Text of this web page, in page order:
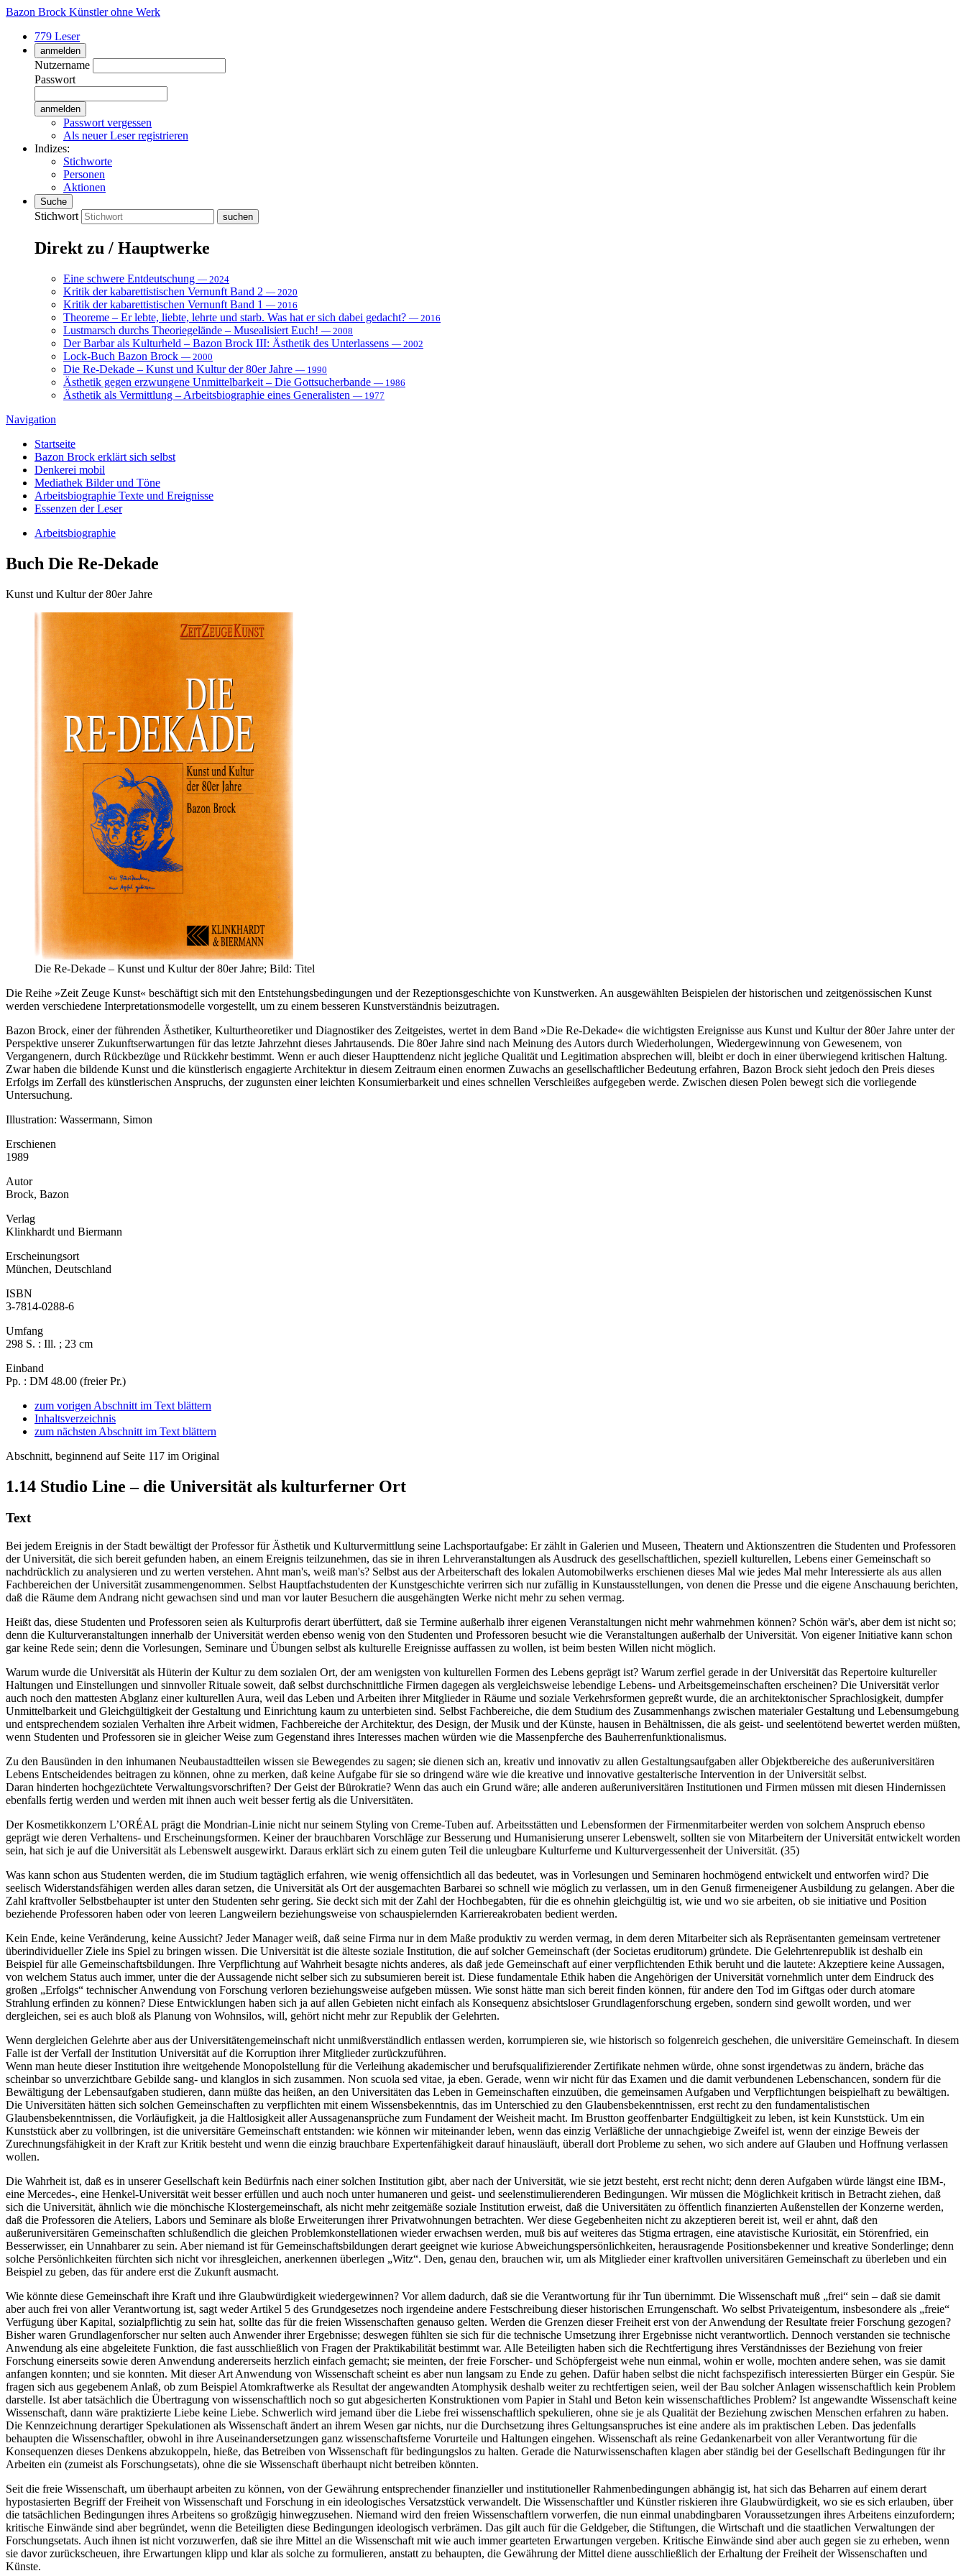
Bazon Brock Künstler ohne Werk
779 Leser
anmelden
Nutzername
Passwort
Passwort vergessen
Als neuer Leser registrieren
Indizes:
Stichworte
Personen
Aktionen
Suche
Stichwort
Direkt zu / Hauptwerke
Eine schwere Entdeutschung — 2024
Kritik der kabarettistischen Vernunft Band 2 — 2020
Kritik der kabarettistischen Vernunft Band 1 — 2016
Theoreme – Er lebte, liebte, lehrte und starb. Was hat er sich dabei gedacht? — 2016
Lustmarsch durchs Theoriegelände – Musealisiert Euch! — 2008
Der Barbar als Kulturheld – Bazon Brock III: Ästhetik des Unterlassens — 2002
Lock-Buch Bazon Brock — 2000
Die Re-Dekade – Kunst und Kultur der 80er Jahre — 1990
Ästhetik gegen erzwungene Unmittelbarkeit – Die Gottsucherbande — 1986
Ästhetik als Vermittlung – Arbeitsbiographie eines Generalisten — 1977
Navigation
Startseite
Bazon Brock erklärt sich selbst
Denkerei mobil
Mediathek Bilder und Töne
Arbeitsbiographie Texte und Ereignisse
Essenzen der Leser
Arbeitsbiographie
Buch Die Re-Dekade
Kunst und Kultur der 80er Jahre
Die Re-Dekade – Kunst und Kultur der 80er Jahre; Bild: Titel
Die Reihe »Zeit Zeuge Kunst« beschäftigt sich mit den Entstehungsbedingungen und der Rezeptionsgeschichte von Kunstwerken. An ausgewählten Beispielen der historischen und zeitgenössischen Kunst
werden verschiedene Interpretationsmodelle vorgestellt, um zu einem besseren Kunstverständnis beizutragen.
Bazon Brock, einer der führenden Ästhetiker, Kulturtheoretiker und Diagnostiker des Zeitgeistes, wertet in dem Band »Die Re-Dekade« die wichtigsten Ereignisse aus Kunst und Kultur der 80er Jahre unter der
Perspektive unserer Zukunftserwartungen für das letzte Jahrzehnt dieses Jahrtausends. Die 80er Jahre sind nach Meinung des Autors durch Wiederholungen, Wiedergewinnung von Gewesenem, von
Vergangenern, durch Rückbezüge und Rückkehr bestimmt. Wenn er auch dieser Haupttendenz nicht jegliche Qualität und Legitimation absprechen will, bleibt er doch in einer überwiegend kritischen Haltung.
Zwar haben die bildende Kunst und die künstlerisch engagierte Architektur in diesem Zeitraum einen enormen Zuwachs an gesellschaftlicher Bedeutung erfahren, Bazon Brock sieht jedoch den Preis dieses
Erfolgs im Zerfall des künstlerischen Anspruchs, der zugunsten einer leichten Konsumierbarkeit und eines schnellen Verschleißes aufgegeben werde. Zwischen diesen Polen bewegt sich die vorliegende
Untersuchung.
Illustration: Wassermann, Simon
Erschienen
1989
Autor
Brock, Bazon
Verlag
Klinkhardt und Biermann
Erscheinungsort
München, Deutschland
ISBN
3-7814-0288-6
Umfang
298 S. : Ill. ; 23 cm
Einband
Pp. : DM 48.00 (freier Pr.)
zum vorigen Abschnitt im Text blättern
Inhaltsverzeichnis
zum nächsten Abschnitt im Text blättern
Abschnitt, beginnend auf Seite 117 im Original
1.14 Studio Line – die Universität als kulturferner Ort
Text
Bei jedem Ereignis in der Stadt bewältigt der Professor für Ästhetik und Kulturvermittlung seine Lachsportaufgabe: Er zählt in Galerien und Museen, Theatern und Aktionszentren die Studenten und Professoren
der Universität, die sich bereit gefunden haben, an einem Ereignis teilzunehmen, das sie in ihren Lehrveranstaltungen als Ausdruck des gesellschaftlichen, speziell kulturellen, Lebens einer Gemeinschaft so
nachdrücklich zu analysieren und zu werten verstehen. Ahnt man's, weiß man's? Selbst aus der Arbeiterschaft des lokalen Automobilwerks erschienen dieses Mal wie jedes Mal mehr Interessierte als aus allen
Fachbereichen der Universität zusammengenommen. Selbst Hauptfachstudenten der Kunstgeschichte verirren sich nur zufällig in Kunstausstellungen, von denen die Presse und die eigene Anschauung berichten,
daß die Räume dem Andrang nicht gewachsen sind und man vor lauter Besuchern die ausgehängten Werke nicht mehr zu sehen vermag.
Heißt das, diese Studenten und Professoren seien als Kulturprofis derart überfüttert, daß sie Termine außerhalb ihrer eigenen Veranstaltungen nicht mehr wahrnehmen können? Schön wär's, aber dem ist nicht so;
denn die Kulturveranstaltungen innerhalb der Universität werden ebenso wenig von den Studenten und Professoren besucht wie die Veranstaltungen außerhalb der Universität. Von eigener Initiative kann schon
gar keine Rede sein; denn die Vorlesungen, Seminare und Übungen selbst als kulturelle Ereignisse auffassen zu wollen, ist beim besten Willen nicht möglich.
Warum wurde die Universität als Hüterin der Kultur zu dem sozialen Ort, der am wenigsten von kulturellen Formen des Lebens geprägt ist? Warum zerfiel gerade in der Universität das Repertoire kultureller
Haltungen und Einstellungen und sinnvoller Rituale soweit, daß selbst durchschnittliche Firmen dagegen als vergleichsweise lebendige Lebens- und Arbeitsgemeinschaften erscheinen? Die Universität verlor
auch noch den mattesten Abglanz einer kulturellen Aura, weil das Leben und Arbeiten ihrer Mitglieder in Räume und soziale Verkehrsformen gepreßt wurde, die an architektonischer Sprachlosigkeit, dumpfer
Unmittelbarkeit und Gleichgültigkeit der Gestaltung und Einrichtung kaum zu unterbieten sind. Selbst Fachbereiche, die dem Studium des Zusammenhangs zwischen materialer Gestaltung und Lebensumgebung
und entsprechendem sozialen Verhalten ihre Arbeit widmen, Fachbereiche der Architektur, des Design, der Musik und der Künste, hausen in Behältnissen, die als geist- und seelentötend bewertet werden müßten,
wenn Studenten und Professoren sie in gleicher Weise zum Gegenstand ihres Interesses machen würden wie die Massenpferche des Bauherrenfunktionalismus.
Zu den Bausünden in den inhumanen Neubaustadtteilen wissen sie Bewegendes zu sagen; sie dienen sich an, kreativ und innovativ zu allen Gestaltungsaufgaben aller Objektbereiche des außeruniversitären
Lebens Entscheidendes beitragen zu können, ohne zu merken, daß keine Aufgabe für sie so dringend wäre wie die kreative und innovative gestalterische Intervention in der Universität selbst.
Daran hinderten hochgezüchtete Verwaltungsvorschriften? Der Geist der Bürokratie? Wenn das auch ein Grund wäre; alle anderen außeruniversitären Institutionen und Firmen müssen mit diesen Hindernissen
ebenfalls fertig werden und werden mit ihnen auch weit besser fertig als die Universitäten.
Der Kosmetikkonzern L’ORÉAL prägt die Mondrian-Linie nicht nur seinem Styling von Creme-Tuben auf. Arbeitsstätten und Lebensformen der Firmenmitarbeiter werden von solchem Anspruch ebenso
geprägt wie deren Verhaltens- und Erscheinungsformen. Keiner der brauchbaren Vorschläge zur Besserung und Humanisierung unserer Lebenswelt, sollten sie von Mitarbeitern der Universität entwickelt worden
sein, hat sich je auf die Universität als Lebenswelt ausgewirkt. Daraus erklärt sich zu einem guten Teil die unleugbare Kulturferne und Kulturvergessenheit der Universität. (35)
Was kann schon aus Studenten werden, die im Studium tagtäglich erfahren, wie wenig offensichtlich all das bedeutet, was in Vorlesungen und Seminaren hochmögend entwickelt und entworfen wird? Die
seelisch Widerstandsfähigen werden alles daran setzen, die Universität als Ort der ausgemachten Barbarei so schnell wie möglich zu verlassen, um in den Genuß firmeneigener Ausbildung zu gelangen. Aber die
Zahl kraftvoller Selbstbehaupter ist unter den Studenten sehr gering. Sie deckt sich mit der Zahl der Hochbegabten, für die es ohnehin gleichgültig ist, wie und wo sie arbeiten, ob sie initiative und Position
beziehende Professoren haben oder von leeren Langweilern beziehungsweise von schauspielernden Karriereakrobaten bedient werden.
Kein Ende, keine Veränderung, keine Aussicht? Jeder Manager weiß, daß seine Firma nur in dem Maße produktiv zu werden vermag, in dem deren Mitarbeiter sich als Repräsentanten gemeinsam vertretener
überindividueller Ziele ins Spiel zu bringen wissen. Die Universität ist die älteste soziale Institution, die auf solcher Gemeinschaft (der Societas eruditorum) gründete. Die Gelehrtenrepublik ist deshalb ein
Beispiel für alle Gemeinschaftsbildungen. Ihre Verpflichtung auf Wahrheit besagte nichts anderes, als daß jede Gemeinschaft auf einer verpflichtenden Ethik beruht und die lautete: Akzeptiere keine Aussagen,
von welchem Status auch immer, unter die der Aussagende nicht selber sich zu subsumieren bereit ist. Diese fundamentale Ethik haben die Angehörigen der Universität vornehmlich unter dem Eindruck des
großen „Erfolgs“ technischer Anwendung von Forschung verloren beziehungsweise aufgeben müssen. Wie sonst hätte man sich bereit finden können, für andere den Tod im Giftgas oder durch atomare
Strahlung erfinden zu können? Diese Entwicklungen haben sich ja auf allen Gebieten nicht einfach als Konsequenz absichtsloser Grundlagenforschung ergeben, sondern sind gewollt worden, und wer
dergleichen, sei es auch bloß als Planung von Wohnsilos, will, gehört nicht mehr zur Republik der Gelehrten.
Wenn dergleichen Gelehrte aber aus der Universitätengemeinschaft nicht unmißverständlich entlassen werden, korrumpieren sie, wie historisch so folgenreich geschehen, die universitäre Gemeinschaft. In diesem
Falle ist der Verfall der Institution Universität auf die Korruption ihrer Mitglieder zurückzuführen.
Wenn man heute dieser Institution ihre weitgehende Monopolstellung für die Verleihung akademischer und berufsqualifizierender Zertifikate nehmen würde, ohne sonst irgendetwas zu ändern, bräche das
scheinbar so unverzichtbare Gebilde sang- und klanglos in sich zusammen. Non scuola sed vitae, ja eben. Gerade, wenn wir nicht für das Examen und die damit verbundenen Lebenschancen, sondern für die
Bewältigung der Lebensaufgaben studieren, dann müßte das heißen, an den Universitäten das Leben in Gemeinschaften einzuüben, die gemeinsamen Aufgaben und Verpflichtungen beispielhaft zu bewältigen.
Die Universitäten hätten sich solchen Gemeinschaften zu verpflichten mit einem Wissensbekenntnis, das im Unterschied zu den Glaubensbekenntnissen, erst recht zu den fundamentalistischen
Glaubensbekenntnissen, die Vorläufigkeit, ja die Haltlosigkeit aller Aussagenansprüche zum Fundament der Weisheit macht. Im Brustton geoffenbarter Endgültigkeit zu leben, ist kein Kunststück. Um ein
Kunststück aber zu vollbringen, ist die universitäre Gemeinschaft entstanden: wie können wir miteinander leben, wenn das einzig Verläßliche der unnachgiebige Zweifel ist, wenn der einzige Beweis der
Zurechnungsfähigkeit in der Kraft zur Kritik besteht und wenn die einzig brauchbare Expertenfähigkeit darauf hinausläuft, überall dort Probleme zu sehen, wo sich andere auf Glauben und Hoffnung verlassen
wollen.
Die Wahrheit ist, daß es in unserer Gesellschaft kein Bedürfnis nach einer solchen Institution gibt, aber nach der Universität, wie sie jetzt besteht, erst recht nicht; denn deren Aufgaben würde längst eine IBM-,
eine Mercedes-, eine Henkel-Universität weit besser erfüllen und auch noch unter humaneren und geist- und seelenstimulierenderen Bedingungen. Wir müssen die Möglichkeit kritisch in Betracht ziehen, daß
sich die Universität, ähnlich wie die mönchische Klostergemeinschaft, als nicht mehr zeitgemäße soziale Institution erweist, daß die Universitäten zu öffentlich finanzierten Außenstellen der Konzerne werden,
daß die Professoren die Ateliers, Labors und Seminare als bloße Erweiterungen ihrer Privatwohnungen betrachten. Wer diese Gegebenheiten nicht zu akzeptieren bereit ist, weil er ahnt, daß den
außeruniversitären Gemeinschaften schlußendlich die gleichen Problemkonstellationen wieder erwachsen werden, muß bis auf weiteres das Stigma ertragen, eine atavistische Kuriosität, ein Störenfried, ein
Besserwisser, ein Unnahbarer zu sein. Aber niemand ist für Gemeinschaftsbildungen derart geeignet wie kuriose Abweichungspersönlichkeiten, herausragende Positionsbekenner und kreative Sonderlinge; denn
solche Persönlichkeiten fürchten sich nicht vor ihresgleichen, anerkennen überlegen „Witz“. Den, genau den, brauchen wir, um als Mitglieder einer kraftvollen universitären Gemeinschaft zu überleben und ein
Beispiel zu geben, das für andere erst die Zukunft ausmacht.
Wie könnte diese Gemeinschaft ihre Kraft und ihre Glaubwürdigkeit wiedergewinnen? Vor allem dadurch, daß sie die Verantwortung für ihr Tun übernimmt. Die Wissenschaft muß „frei“ sein – daß sie damit
aber auch frei von aller Verantwortung ist, sagt weder Artikel 5 des Grundgesetzes noch irgendeine andere Festschreibung dieser historischen Errungenschaft. Wo selbst Privateigentum, insbesondere als „freie“
Verfügung über Kapital, sozialpflichtig zu sein hat, sollte das für die freien Wissenschaften genauso gelten. Werden die Grenzen dieser Freiheit erst von der Anwendung der Resultate freier Forschung gezogen?
Bisher waren Grundlagenforscher nur selten auch Anwender ihrer Ergebnisse; deswegen fühlten sie sich für die technische Umsetzung ihrer Ergebnisse nicht verantwortlich. Dennoch verstanden sie technische
Anwendung als eine abgeleitete Funktion, die fast ausschließlich von Fragen der Praktikabilität bestimmt war. Alle Beteiligten haben sich die Rechtfertigung ihres Verständnisses der Beziehung von freier
Forschung einerseits sowie deren Anwendung andererseits herzlich einfach gemacht; sie meinten, der freie Forscher- und Schöpfergeist wehe nun einmal, wohin er wolle, mochten andere sehen, was sie damit
anfangen konnten; und sie konnten. Mit dieser Art Anwendung von Wissenschaft scheint es aber nun langsam zu Ende zu gehen. Dafür haben selbst die nicht fachspezifisch interessierten Bürger ein Gespür. Sie
fragen sich aus gegebenem Anlaß, ob zum Beispiel Atomkraftwerke als Resultat der angewandten Atomphysik deshalb weiter zu rechtfertigen seien, weil der Bau solcher Anlagen wissenschaftlich kein Problem
darstelle. Ist aber tatsächlich die Übertragung von wissenschaftlich noch so gut abgesicherten Konstruktionen vom Papier in Stahl und Beton kein wissenschaftliches Problem? Ist angewandte Wissenschaft keine
Wissenschaft, dann wäre praktizierte Liebe keine Liebe. Schwerlich wird jemand über die Liebe frei wissenschaftlich spekulieren, ohne sie je als Qualität der Beziehung zwischen Menschen erfahren zu haben.
Die Kennzeichnung derartiger Spekulationen als Wissenschaft ändert an ihrem Wesen gar nichts, nur die Durchsetzung ihres Geltungsanspruches ist eine andere als im praktischen Leben. Das jedenfalls
behaupten die Wissenschaftler, obwohl in ihre Auseinandersetzungen ganz wissenschaftsferne Vorurteile und Haltungen eingehen. Wissenschaft als reine Gedankenarbeit von aller Verantwortung für die
Konsequenzen dieses Denkens abzukoppeln, hieße, das Betreiben von Wissenschaft für bedingungslos zu halten. Gerade die Naturwissenschaften klagen aber ständig bei der Gesellschaft Bedingungen für ihr
Arbeiten ein (zumeist als Forschungsetats), ohne die sie Wissenschaft überhaupt nicht betreiben könnten.
Seit die freie Wissenschaft, um überhaupt arbeiten zu können, von der Gewährung entsprechender finanzieller und institutioneller Rahmenbedingungen abhängig ist, hat sich das Beharren auf einem derart
hypostasierten Begriff der Freiheit von Wissenschaft und Forschung in ein ideologisches Versatzstück verwandelt. Die Wissenschaftler und Künstler riskieren ihre Glaubwürdigkeit, wo sie es sich erlauben, über
die tatsächlichen Bedingungen ihres Arbeitens so großzügig hinwegzusehen. Niemand wird den freien Wissenschaftlern vorwerfen, die nun einmal unabdingbaren Voraussetzungen ihres Arbeitens einzufordern;
kritische Einwände sind aber begründet, wenn die Beteiligten diese Bedingungen ideologisch verbrämen. Das gilt auch für die Geldgeber, die Stiftungen, die Wirtschaft und die staatlichen Verwaltungen der
Forschungsetats. Auch ihnen ist nicht vorzuwerfen, daß sie ihre Mittel an die Wissenschaft mit wie auch immer gearteten Erwartungen vergeben. Kritische Einwände sind aber auch gegen sie zu erheben, wenn
sie davor zurückscheuen, ihre Erwartungen klipp und klar als solche zu formulieren, anstatt zu behaupten, die Gewährung der Mittel diene ausschließlich der Erhaltung der Freiheit der Wissenschaften und
Künste.